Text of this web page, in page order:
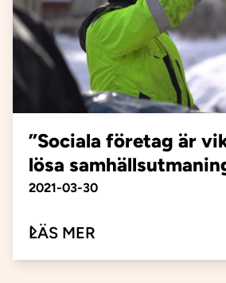
”Sociala företag är
lösa
Publiceringsdatum
2021-03-30
LÄS MER